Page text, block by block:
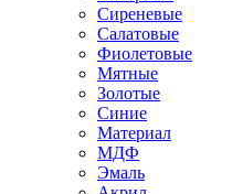
Сиреневые
Салатовые
Фиолетовые
Мятные
Золотые
Синие
Материал
МДФ
Эмаль